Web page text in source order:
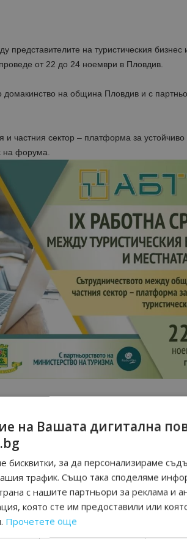
представителите на туристическия бизнес
от 22 до 24 ноември в Пловдив.
на община Пловдив и с
частния сектор – платформа за устойчиво
на форума.
инвестиции в образование и умения, в
инфраструктура, а също и ускоряване
качествен и разпознаваем туристически
РАЗВИТИЕ
на Вашата дигитална
бисквитки, за да персонализираме
трафик. Също така споделяме
с нашите партньори за реклама и
която сте им предоставили или
Прочетете още